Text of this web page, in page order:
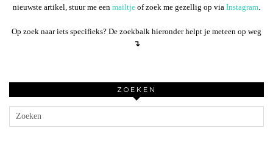
nieuwste artikel, stuur me een mailtje of zoek me gezellig op via Instagram
Op zoek naar iets specifieks? De zoekbalk hieronder helpt je meteen op weg
↴
ZOEKEN